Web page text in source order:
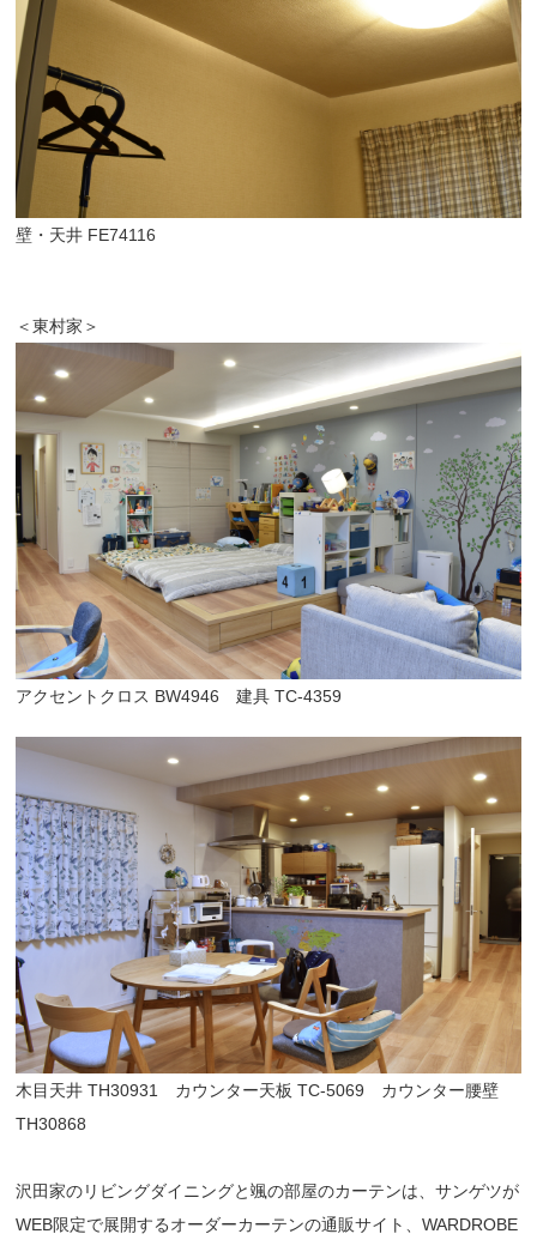
壁・天井 FE74116
＜東村家＞
アクセントクロス BW4946 建具 TC-4359
木目天井 TH30931 カウンター天板 TC-5069 カウンター腰壁
TH30868
沢田家のリビングダイニングと颯の部屋のカーテンは、サンゲツが
WEB限定で展開するオーダーカーテンの通販サイト、WARDROBE